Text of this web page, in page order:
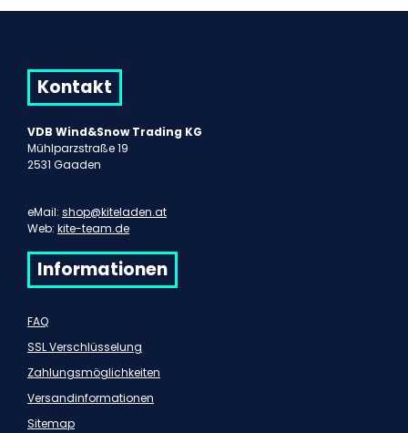
Kontakt
VDB Wind&Snow Trading KG
Mühlparzstraße 19
2531 Gaaden
eMail: shop@kiteladen.at
Web: kite-team.de
Informationen
FAQ
SSL Verschlüsselung
Zahlungsmöglichkeiten
Versandinformationen
Sitemap